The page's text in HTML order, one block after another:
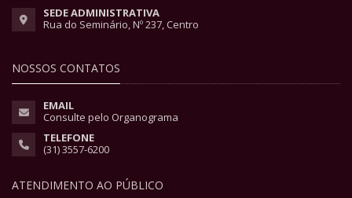
SEDE ADMINISTRATIVA
Rua do Seminário, Nº 237, Centro
NOSSOS CONTATOS
EMAIL
Consulte pelo Organograma
TELEFONE
(31) 3557-6200
ATENDIMENTO AO PÚBLICO